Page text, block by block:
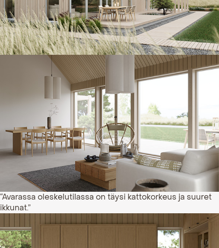
“Avarassa oleskelutilassa on täysi kattokorkeus ja suuret
ikkunat.”